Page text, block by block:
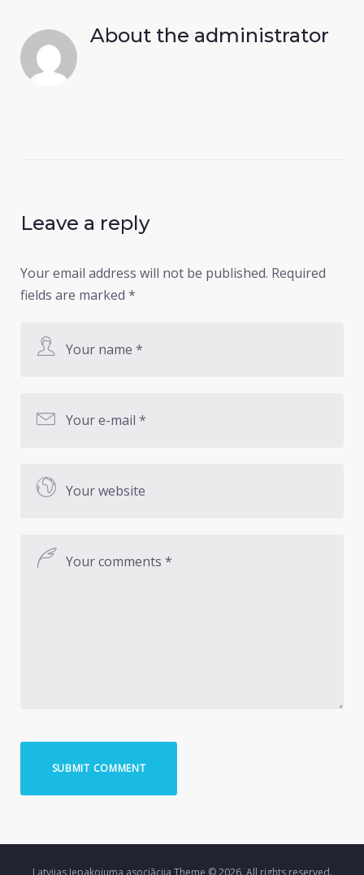
About the administrator
Leave a reply
Your email address will not be published. Required
fields are marked *
Latvijas Iepakojuma asociācija Theme © 2026. All rights reserved.